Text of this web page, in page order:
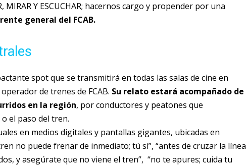
Y ESCUCHAR; hacernos cargo y propender por una
general del FCAB.
spot que se transmitirá en todas las salas de cine en
de trenes de FCAB. Su relato estará acompañado de
en la región, por conductores y peatones que
el paso del tren.
en medios digitales y pantallas gigantes, ubicadas en
no puede frenar de inmediato; tú sí”, “antes de cruzar la línea
y asegúrate que no viene el tren”, “no te apures; cuida tu